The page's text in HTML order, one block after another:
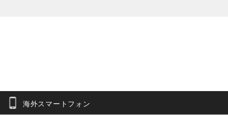
お問合せフォーム
海外スマートフォン